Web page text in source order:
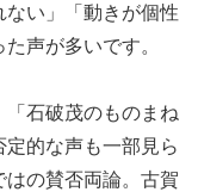
い」「動きが個性
声が多いです。
「石破茂のものまね
的な声も一部見ら
の賛否両論。古賀